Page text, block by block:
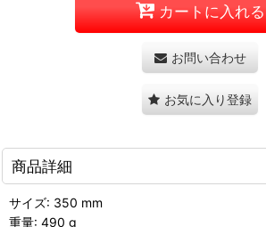
カートに入れる
お問い合わせ
お気に入り登録
商品詳細
サイズ: 350 mm
重量: 490 g